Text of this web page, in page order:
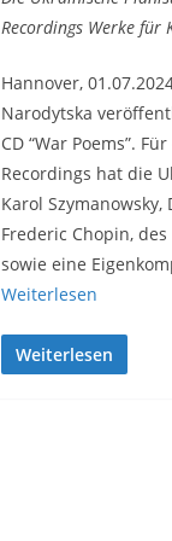
Recordings Werke für
Hannover,
Narodytska
CD “War Poems”.
Recordings hat die
Karol
Frederic Chopin,
sowie eine
Weiterlesen
Weiterlesen